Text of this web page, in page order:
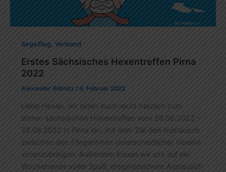
Segelflug, Verband
Erstes Sächsisches Hexentreffen Pirna
2022
Alexander Görnitz / 4. Februar 2022
Liebe Hexen, wir laden euch recht herzlich zum
ersten sächsischen Hexentreffen vom 26.08.2022 –
28.08.2022 in Pirna ein, mit dem Ziel den Austausch
zwischen den Fliegerinnen unterschiedlicher Vereine
voranzubringen. Außerdem freuen wir uns auf ein
Wochenende voller Spaß, ereignisreichem Austausch